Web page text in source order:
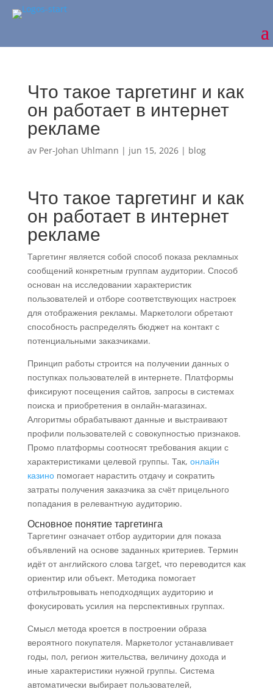
Что такое таргетинг и как
он работает в интернет
рекламе
av Per-Johan Uhlmann | jun 15, 2026| blog
Что такое таргетинг и как
он работает в интернет
рекламе
Таргетинг является собой способ показа рекламных
сообщений конкретным группам аудитории. Способ
основан на исследовании характеристик
пользователей и отборе соответствующих настроек
для отображения рекламы. Маркетологи обретают
способность распределять бюджет на контакт с
потенциальными заказчиками.
Принцип работы строится на получении данных о
поступках пользователей в интернете. Платформы
фиксируют посещения сайтов, запросы в системах
поиска и приобретения в онлайн-магазинах.
Алгоритмы обрабатывают данные и выстраивают
профили пользователей с совокупностью признаков.
Промо платформы соотносят требования акции с
характеристиками целевой группы. Так, онлайн
казинопомогает нарастить отдачу и сократить
затраты получения заказчика за счёт прицельного
попадания в релевантную аудиторию.
Основное понятие таргетинга
Таргетинг означает отбор аудитории для показа
объявлений на основе заданных критериев. Термин
идёт от английского слова target, что переводится как
ориентир или объект. Методика помогает
отфильтровывать неподходящих аудиторию и
фокусировать усилия на перспективных группах.
Смысл метода кроется в построении образа
вероятного покупателя. Маркетолог устанавливает
годы, пол, регион жительства, величину дохода и
иные характеристики нужной группы. Система
автоматически выбирает пользователей,